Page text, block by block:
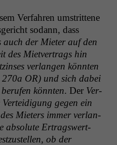
Ver­fahren umstrit­tene
sodann, dass
auch der Mieter auf den
des Mietver­trags hin
ver­lan­gen kön­nten
270a OR) und sich dabei
kön­nten. Der Ver­
gegen ein
Mieters immer ver­lan­
absolute Ertragswert­
ob der